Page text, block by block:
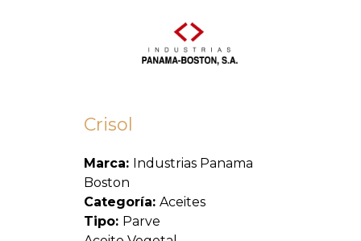
Crisol
Marca: Industrias Panama
Boston
Categoría: Aceites
Tipo: Parve